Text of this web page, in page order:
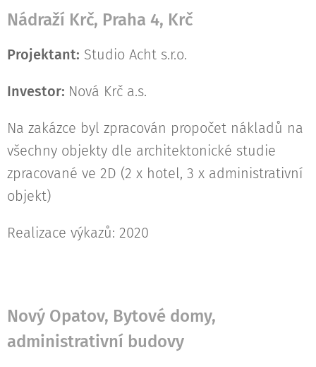
Nádraží Krč, Praha 4, Krč
Projektant: Studio Acht s.r.o.
Investor: Nová Krč a.s.
Na zakázce byl zpracován propočet nákladů na
všechny objekty dle architektonické studie
zpracované ve 2D (2 x hotel, 3 x administrativní
objekt)
Realizace výkazů: 2020
Nový Opatov, Bytové domy,
administrativní budovy